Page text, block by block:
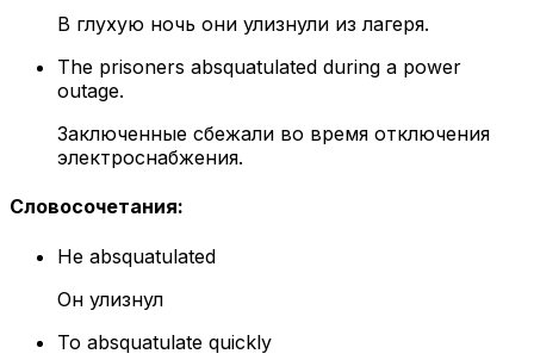
В глухую ночь они улизнули из лагеря.
The prisoners absquatulated during a power
outage.
Заключенные сбежали во время отключения
электроснабжения.
Словосочетания:
He absquatulated
Он улизнул
To absquatulate quickly